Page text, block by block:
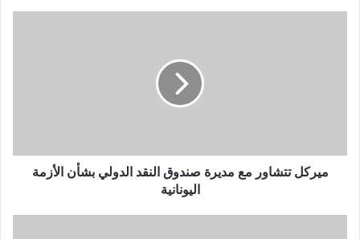
ميركل تتشاور مع مديرة صندوق النقد الدولي بشأن الأزمة
اليونانية